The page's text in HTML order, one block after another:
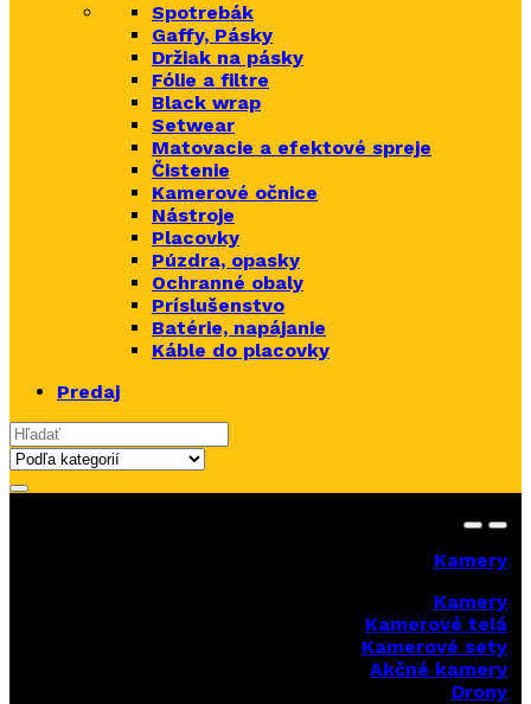
Spotrebák
Gaffy, Pásky
Držiak na pásky
Fólie a filtre
Black wrap
Setwear
Matovacie a efektové spreje
Čistenie
Kamerové očnice
Nástroje
Placovky
Púzdra, opasky
Ochranné obaly
Príslušenstvo
Batérie, napájanie
Káble do placovky
Predaj
Search for:
Kamery
Kamery
Kamerové telá
Kamerové sety
Akčné kamery
Drony